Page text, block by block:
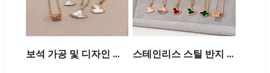
보석 가공 및 디자인 트렌드 스테인리스 스틸 반지 착용 팁